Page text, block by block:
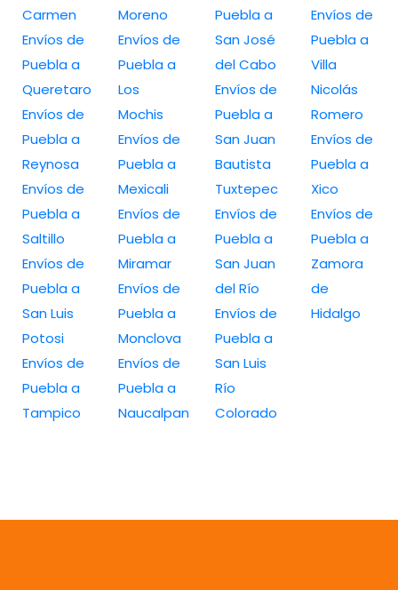
Carmen
Envíos de
Puebla a
Queretaro
Envíos de
Puebla a
Reynosa
Envíos de
Puebla a
Saltillo
Envíos de
Puebla a
San Luis
Potosi
Envíos de
Puebla a
Tampico
Moreno
Envíos de
Puebla a
Los
Mochis
Envíos de
Puebla a
Mexicali
Envíos de
Puebla a
Miramar
Envíos de
Puebla a
Monclova
Envíos de
Puebla a
Naucalpan
Puebla a
San José
del Cabo
Envíos de
Puebla a
San Juan
Bautista
Tuxtepec
Envíos de
Puebla a
San Juan
del Río
Envíos de
Puebla a
San Luis
Río
Colorado
Envíos de
Puebla a
Villa
Nicolás
Romero
Envíos de
Puebla a
Xico
Envíos de
Puebla a
Zamora
de
Hidalgo